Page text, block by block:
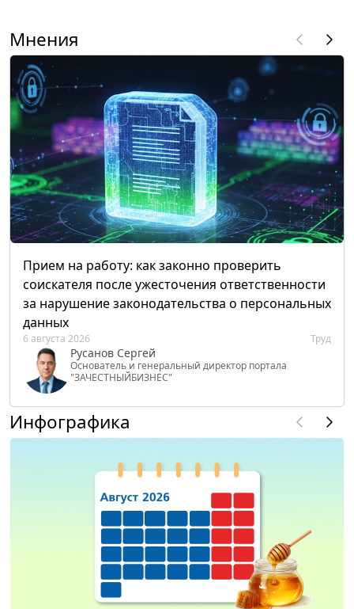
Мнения
Прием на работу: как законно проверить
соискателя после ужесточения ответственности
за нарушение законодательства о персональных
данных
6 августа 2026 Труд
Русанов Сергей
Основатель и генеральный директор портала
"ЗАЧЕСТНЫЙБИЗНЕС"
Инфографика